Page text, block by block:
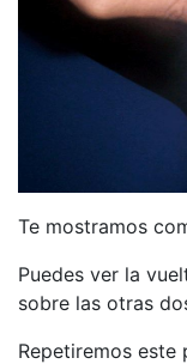
Te mostramos
Puedes ver la
sobre las otras
Repetiremos este